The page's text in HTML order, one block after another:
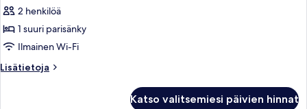
makuuhuone,
torni
kuvat
2 henkilöä
1 suuri parisänky
Ilmainen Wi-Fi
Lisätietoja
Lisätietoja
Katso valitsemiesi päivien hinnat